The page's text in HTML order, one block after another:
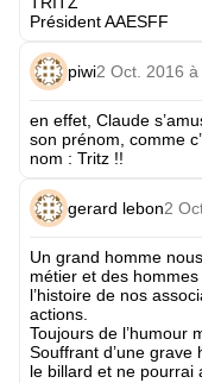
Président AAESFF
piwi2 Oct. 2016
en effet, Claude
son prénom, comme
nom : Tritz !!
gerard lebon2
Un grand homme
métier et des
l’histoire de nos
actions.
Toujours de l’humour
Souffrant d’une
le billard et ne pourrai